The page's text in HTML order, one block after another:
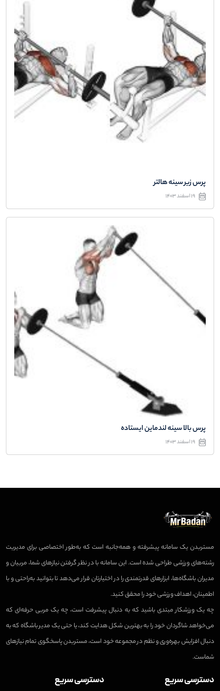
پرس زیر سینه هالتر
19 اسفند 1403
پرس بالا سینه لندماین ایستاده
19 اسفند 1403
مستربدن یک سامانه پیشرفته و همه‌جانبه است که به‌طور اختصاصی برای مدیریت
رشته‌های ورزشی طراحی شده است. این سامانه با در نظر گرفتن نیازهای شما، مربیان و
مدیران باشگاه‌ها، ابزارهای قدرتمندی را در اختیارتان قرار می‌دهد تا بتوانید به‌راحتی و با
اطمینان، اهداف ورزشی خود را محقق کنید.
چه یک ورزشکار مبتدی باشید که به دنبال پیشرفت است، چه یک مربی حرفه‌ای که
می‌خواهد شاگردان خود را به بهترین شکل هدایت کند، یا حتی یک مدیر باشگاه که به
دنبال افزایش بهره‌وری و نظم در مجموعه خود است، مستربدن پاسخگوی تمام نیازهای
شماست.
دسترسی سریع دسترسی سریع